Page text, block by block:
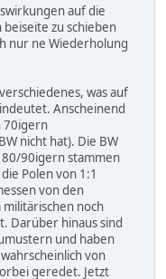
auf die
zu schieben
nur ne Wiederholung
was auf
Anscheinend
70igern
nicht hat). Die BW
90igern stammen
Polen von 1:1
von den
noch
Darüber hinaus sind
und haben
von
geredet. Jetzt